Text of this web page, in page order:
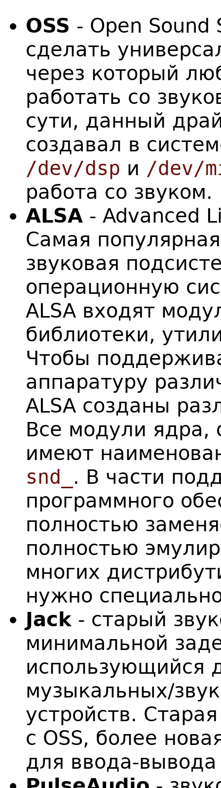
OSS - Open
сделать
через который
работать со
сути, данный
создавал в
/dev/dsp и /dev/
работа со звуком.
ALSA - Advanced
Самая
звуковая
операционную
ALSA входят
библиотеки,
Чтобы
аппаратуру
ALSA созданы
Все модули ядра,
имеют
snd_ . В части
программного
полностью
полностью
многих
нужно
Jack - старый
минимальной
использующийся
музыкальных/
устройств.
с OSS, более
для ввода-вывода